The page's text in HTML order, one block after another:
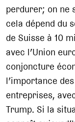
perdurer; on ne
cela dépend du
de Suisse à 10
avec l’Union
conjoncture
l’importance
entreprises,
Trump. Si la